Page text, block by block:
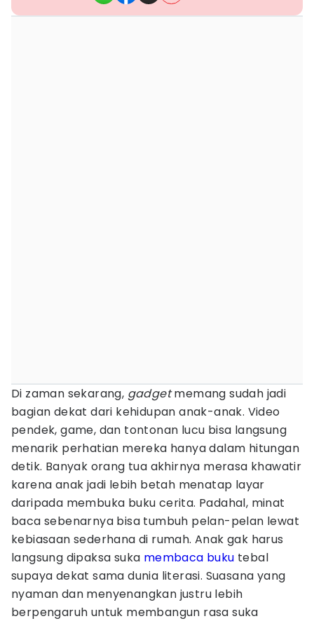
Di zaman sekarang, gadgetmemang sudah jadi
bagian dekat dari kehidupan anak-anak. Video
pendek, game, dan tontonan lucu bisa langsung
menarik perhatian mereka hanya dalam hitungan
detik. Banyak orang tua akhirnya merasa khawatir
karena anak jadi lebih betah menatap layar
daripada membuka buku cerita. Padahal, minat
baca sebenarnya bisa tumbuh pelan-pelan lewat
kebiasaan sederhana di rumah. Anak gak harus
langsung dipaksa suka membaca buku tebal
supaya dekat sama dunia literasi. Suasana yang
nyaman dan menyenangkan justru lebih
berpengaruh untuk membangun rasa suka